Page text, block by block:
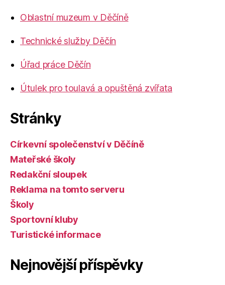
Oblastní muzeum v Děčíně
Technické služby Děčín
Úřad práce Děčín
Útulek pro toulavá a opuštěná zvířata
Stránky
Církevní společenství v Děčíně
Mateřské školy
Redakční sloupek
Reklama na tomto serveru
Školy
Sportovní kluby
Turistické informace
Nejnovější příspěvky